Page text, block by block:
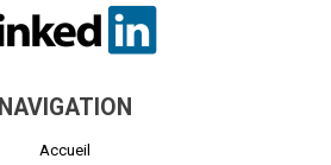
NAVIGATION
Accueil